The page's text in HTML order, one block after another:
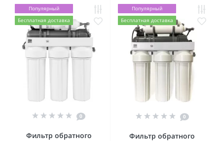
Популярный
Бесплатная доставка
0
Фильтр обратного
Популярный
Бесплатная доставка
0
Фильтр обратного